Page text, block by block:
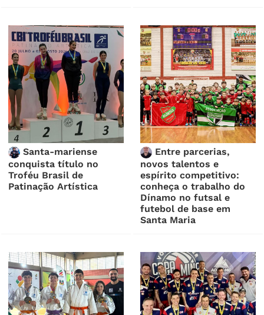
Santa-mariense
conquista título no
Troféu Brasil de
Patinação Artística
Entre parcerias,
novos talentos e
espírito competitivo:
conheça o trabalho do
Dínamo no futsal e
futebol de base em
Santa Maria